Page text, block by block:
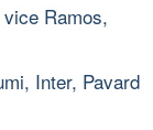
Ramos,
Inter, Pavard